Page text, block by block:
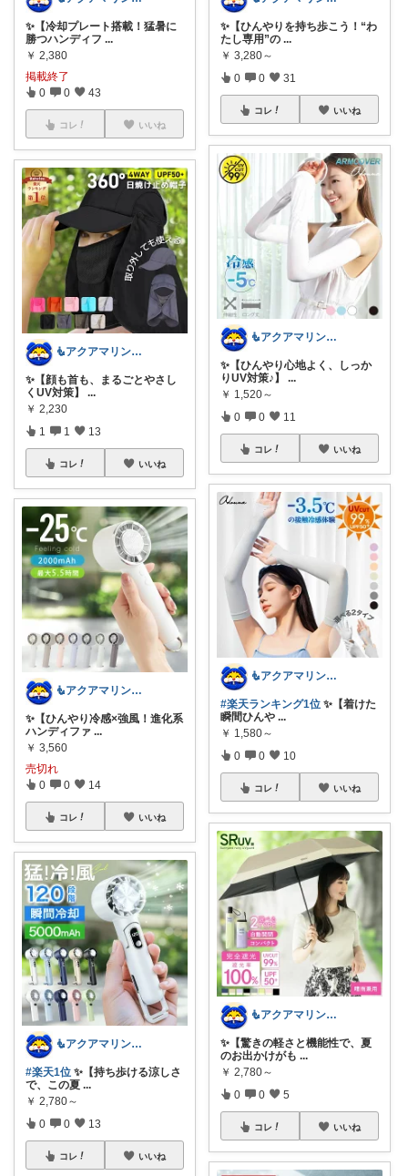
✨【冷却プレート搭載！猛暑に
勝つハンディフ ...
￥ 2,380
掲載終了
0 0 43
コレ いいね
🧜アクアマリン⚡️暮らしに笑顔をプラス
✨【顔も首も、まるごとやさし
くUV対策】 ...
￥ 2,230
1 1 13
コレ いいね
🧜アクアマリン⚡️暮らしに笑顔をプラス
✨【ひんやり冷感×強風！進化系
ハンディファ ...
￥ 3,560
売切れ
0 0 14
コレ いいね
🧜アクアマリン⚡️暮らしに笑顔をプラス
#楽天1位 ✨【持ち歩ける涼しさ
で、この夏 ...
￥ 2,780～
0 0 13
コレ いいね
✨【ひんやりを持ち歩こう！“わ
たし専用”の ...
￥ 3,280～
0 0 31
コレ いいね
🧜アクアマリン⚡️暮らしに笑顔をプラス
✨【ひんやり心地よく、しっか
りUV対策♪】
...
￥ 1,520～
0 0 11
コレ いいね
🧜アクアマリン⚡️暮らしに笑顔をプラス
#楽天ランキング1位 ✨【着けた
瞬間ひんや ...
￥ 1,580～
0 0 10
コレ いいね
🧜アクアマリン⚡️暮らしに笑顔をプラス
✨【驚きの軽さと機能性で、夏
のお出かけがも ...
￥ 2,780～
0 0 5
コレ いいね